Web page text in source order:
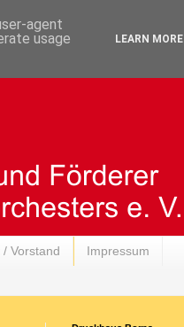
/ Vorstand Impressum
agent
usage
LEARN MORE